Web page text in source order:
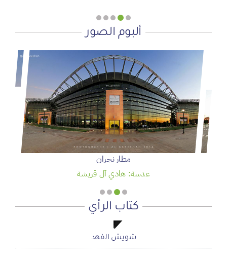
ألبوم الصور
مطار نجران
عدسة: هادي آل قريشة
كتاب الرأي
صحيفة المشهد الإخبارية
شويش الفهد
أ.محمد سمحان آل منصور
صحيفة المشهد الإخبارية
شويش الفهد